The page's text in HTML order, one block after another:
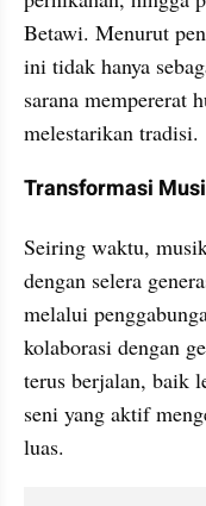
Betawi. Menurut
ini tidak hanya
sarana mempererat
melestarikan tradisi.
Transformasi
Seiring waktu,
dengan selera
melalui
kolaborasi dengan
terus berjalan, baik
seni yang aktif
luas.